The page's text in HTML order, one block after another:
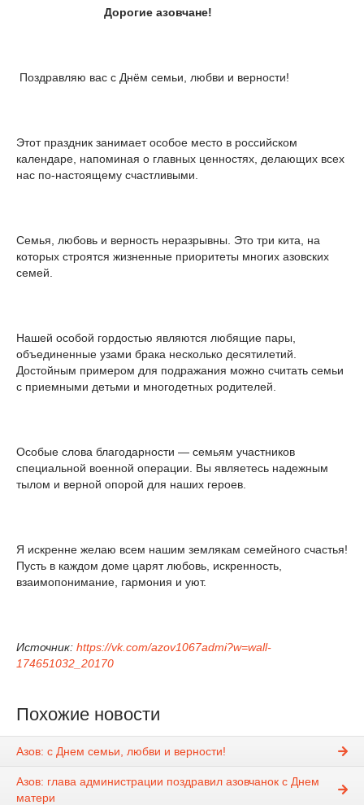
Дорогие азовчане!
Поздравляю вас с Днём семьи, любви и верности!
Этот праздник занимает особое место в российском
календаре, напоминая о главных ценностях, делающих всех
нас по-настоящему счастливыми.
Семья, любовь и верность неразрывны. Это три кита, на
которых строятся жизненные приоритеты многих азовских
семей.
Нашей особой гордостью являются любящие пары,
объединенные узами брака несколько десятилетий.
Достойным примером для подражания можно считать семьи
с приемными детьми и многодетных родителей.
Особые слова благодарности — семьям участников
специальной военной операции. Вы являетесь надежным
тылом и верной опорой для наших героев.
Я искренне желаю всем нашим землякам семейного счастья!
Пусть в каждом доме царят любовь, искренность,
взаимопонимание, гармония и уют.
Источник: https://vk.com/azov1067admi?w=wall-
174651032_20170
Похожие новости
Азов: с Днем семьи, любви и верности!
Азов: глава администрации поздравил азовчанок с Днем
матери